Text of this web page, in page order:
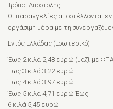
Τρόποι Αποστολής
Οι παραγγελίες αποστέλλονται
εργάσιμη μέρα με τη
Εντός Ελλάδας (Εσωτερικό)
Έως 2 κιλά 2,48 ευρώ (μαζί με ΦΠΑ
Έως 3 κιλά 3,22 ευρώ
Έως 4 κιλά 3,97 ευρώ
Έως 5 κιλά 4,71 ευρώΈως
6 κιλά 5,45 ευρώ